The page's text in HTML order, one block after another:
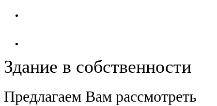
Здание в собственности
Предлагаем Вам рассмотреть